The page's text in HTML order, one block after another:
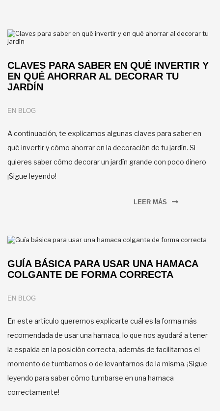
CLAVES PARA SABER EN QUÉ INVERTIR Y
EN QUÉ AHORRAR AL DECORAR TU
JARDÍN
EN BLOG
A continuación, te explicamos algunas claves para saber en
qué invertir y cómo ahorrar en la decoración de tu jardín. Si
quieres saber cómo decorar un jardín grande con poco dinero
¡Sigue leyendo!
LEER MÁS
GUÍA BÁSICA PARA USAR UNA HAMACA
COLGANTE DE FORMA CORRECTA
EN BLOG
En este artículo queremos explicarte cuál es la forma más
recomendada de usar una hamaca, lo que nos ayudará a tener
la espalda en la posición correcta, además de facilitarnos el
momento de tumbarnos o de levantarnos de la misma. ¡Sigue
leyendo para saber cómo tumbarse en una hamaca
correctamente!